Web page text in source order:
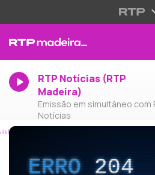
RTP Notícias (RTP
Madeira)
Emissão em simultâneo com
Notícias
ERRO204